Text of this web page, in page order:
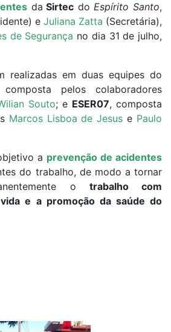
da Sirtec doEspírito Santo,
e Juliana Zatta (Secretária),
de Segurança no dia 31 de julho,
realizadas em duas equipes do
pelos colaboradores
Souto; e ESER07, composta
Marcos Lisboa de Jesus e Paulo
a prevenção de acidentes
do trabalho, de modo a tornar
o trabalho com
e a promoção da saúde do